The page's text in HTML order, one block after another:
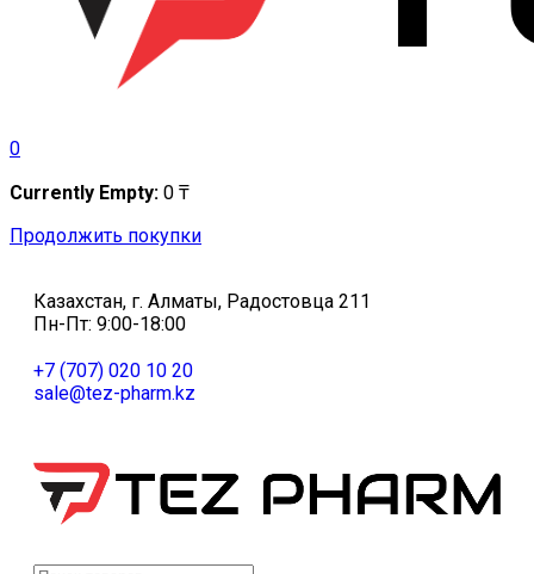
0
Currently Empty: 0 ₸
Продолжить покупки
Казахстан, г. Алматы, Радостовца 211
Пн-Пт: 9:00-18:00
+7 (707) 020 10 20
sale@tez-pharm.kz